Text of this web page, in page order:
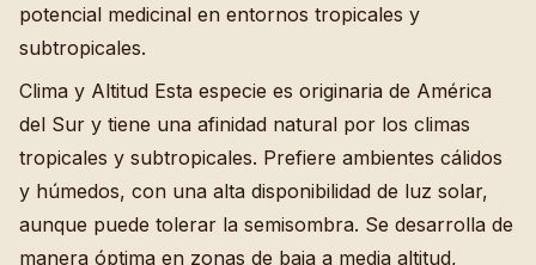
potencial medicinal en entornos tropicales y
subtropicales.
Clima y Altitud Esta especie es originaria de América
del Sur y tiene una afinidad natural por los climas
tropicales y subtropicales. Prefiere ambientes cálidos
y húmedos, con una alta disponibilidad de luz solar,
aunque puede tolerar la semisombra. Se desarrolla de
manera óptima en zonas de baja a media altitud,